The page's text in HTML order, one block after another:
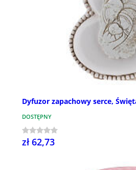
Dyfuzor zapachowy serce,
DOSTĘPNY
zł 62,73